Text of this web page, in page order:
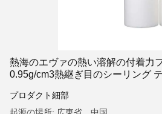
熱海のエヴァの熱い溶解の付着力
0.95g/cm3熱継ぎ目のシーリング
プロダクト細部